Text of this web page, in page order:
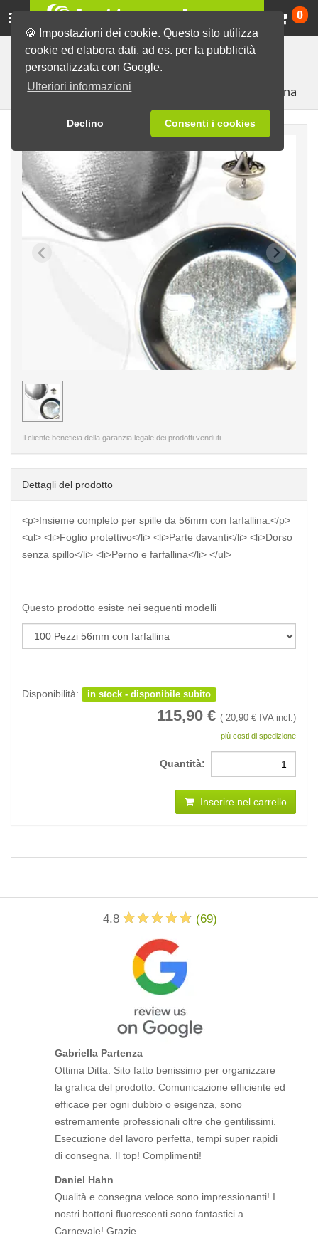
🍪 Impostazioni dei cookie. Questo sito utilizza
cookie ed elabora dati, ad es. per la pubblicità
personalizzata con Google.
Ulteriori informazioni
Declino Consenti i cookies
0
Macchine e materiali
Componenti grezzi per produrre
spille
Componenti grezzi in set
con farfallina
< /picture>
Il cliente beneficia della garanzia legale dei prodotti venduti.
Dettagli del prodotto
<p>Insieme completo per spille da 56mm con farfallina:</p>
<ul> <li>Foglio protettivo</li> <li>Parte davanti</li> <li>Dorso
senza spillo</li> <li>Perno e farfallina</li> </ul>
Questo prodotto esiste nei seguenti modelli
Disponibilità: in stock - disponibile subito
115,90 € ( 20,90 € IVA incl.)
più costi di spedizione
Quantità:
Inserire nel carrello
4.8 (69)
Gabriella Partenza
Ottima Ditta. Sito fatto benissimo per organizzare
la grafica del prodotto. Comunicazione efficiente ed
efficace per ogni dubbio o esigenza, sono
estremamente professionali oltre che gentilissimi.
Esecuzione del lavoro perfetta, tempi super rapidi
di consegna. Il top! Complimenti!
Daniel Hahn
Qualità e consegna veloce sono impressionanti! I
nostri bottoni fluorescenti sono fantastici a
Carnevale! Grazie.